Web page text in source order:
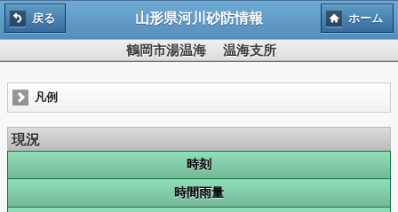
戻る 山形県河川砂防情報 ホーム
鶴岡市湯温海 温海支所
凡例
現況
時刻
時間雨量